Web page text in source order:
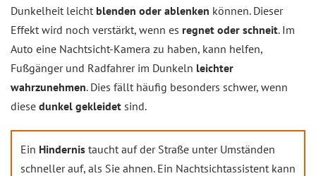
Dunkelheit leicht blenden oder ablenken können. Dieser
Effekt wird noch verstärkt, wenn es regnet oder schneit. Im
Auto eine Nachtsicht-Kamera zu haben, kann helfen,
Fußgänger und Radfahrer im Dunkeln leichter
wahrzunehmen. Dies fällt häufig besonders schwer, wenn
diese dunkel gekleidet sind.
Ein Hindernis taucht auf der Straße unter Umständen
schneller auf, als Sie ahnen. Ein Nachtsichtassistent kann